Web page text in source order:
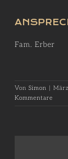
Fam. Erber
Von Simon |
Kommentare